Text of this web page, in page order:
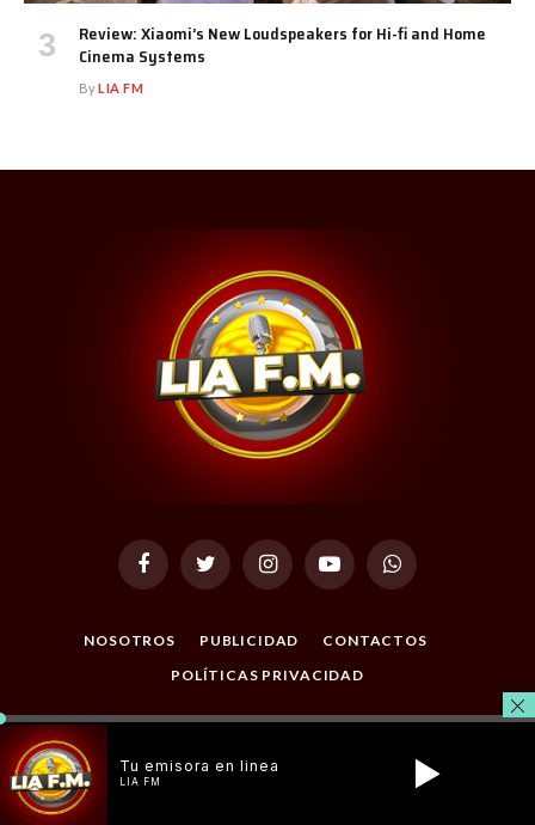
Review: Xiaomi’s New Loudspeakers for Hi-fi and Home
Cinema Systems
ByLIA FM
FacebookTwitter InstagramYouTubeWhatsApp
NOSOTROS PUBLICIDAD
CONTACTOS
POLÍTICAS PRIVACIDAD
© 2026 Todos los Derechos Reservados. Desarrollado por
Masterclic.NetTu emisora en linea
LIA FM